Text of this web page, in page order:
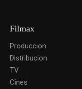
Filmax
Produccion
Distribucion
TV
Cines